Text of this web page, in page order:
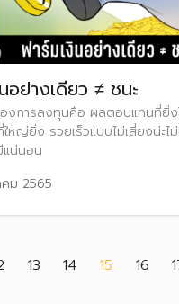
อย่างเดียว ≠ ชนะ
งการลงทุนคือ ผลตอบแทนที่ยิ่
ใหญ่ยิ่ง รวยเร็วแบบไม่เสี่ยงน่ะ
แน่นอน
ม 2565
13 14 15 (current)
16